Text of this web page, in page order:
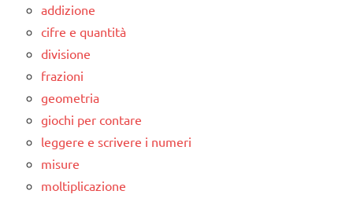
addizione
cifre e quantità
divisione
frazioni
geometria
giochi per contare
leggere e scrivere i numeri
misure
moltiplicazione